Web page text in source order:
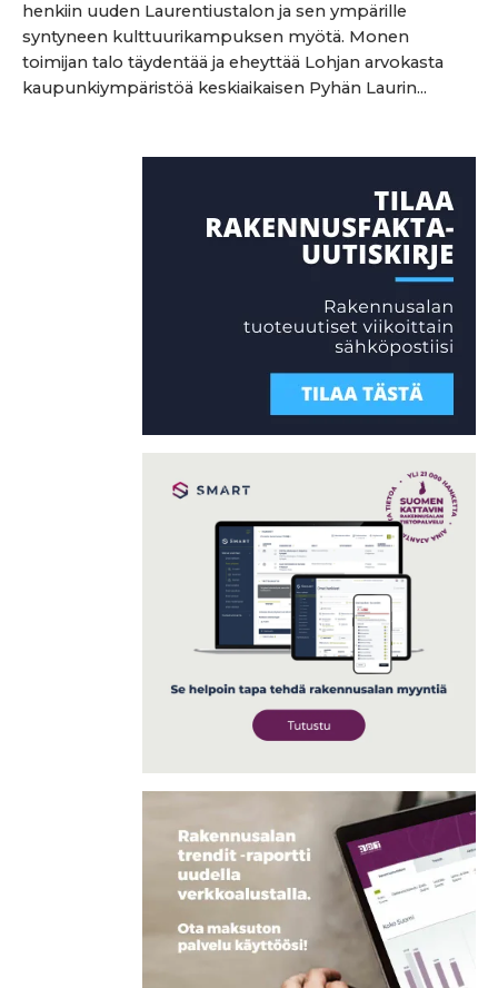
henkiin uuden Laurentiustalon ja sen ympärille
syntyneen kulttuurikampuksen myötä. Monen
toimijan talo täydentää ja eheyttää Lohjan arvokasta
kaupunkiympäristöä keskiaikaisen Pyhän Laurin...